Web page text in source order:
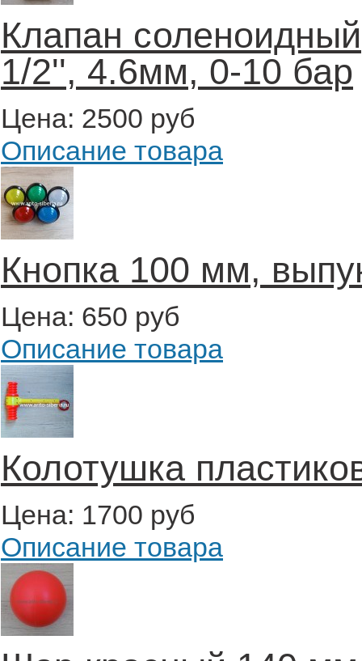
Клапан
1/2'', 4.6мм, 0-10 бар
Цена: 2500 руб
Описание товара
Кнопка 100 мм,
Цена: 650 руб
Описание товара
Колотушка
Цена: 1700 руб
Описание товара